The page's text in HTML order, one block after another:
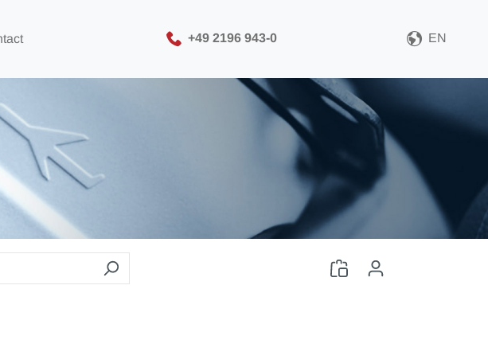
+49 2196 943-0 EN
Выберите формат CAD-
файлов
Скачать CAD-файлы
илиВойти